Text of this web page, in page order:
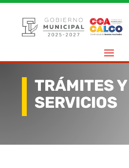
TRÁMITES Y
SERVICIOS